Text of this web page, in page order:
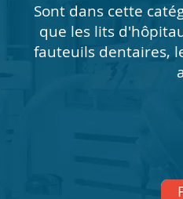
Sont dans cette
que les lits
fauteuils dentaires,